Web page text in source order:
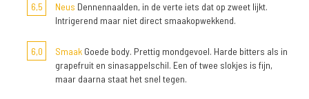
6,5 Neus Dennennaalden, in de verte iets dat op zweet lijkt.
Intrigerend maar niet direct smaakopwekkend.
6,0 Smaak Goede body. Prettig mondgevoel. Harde bitters als in
grapefruit en sinasappelschil. Een of twee slokjes is fijn,
maar daarna staat het snel tegen.